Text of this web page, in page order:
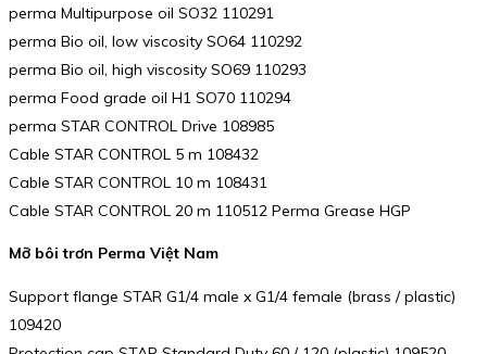
perma Multipurpose oil SO32 110291
perma Bio oil, low viscosity SO64 110292
perma Bio oil, high viscosity SO69 110293
perma Food grade oil H1 SO70 110294
perma STAR CONTROL Drive 108985
Cable STAR CONTROL 5 m 108432
Cable STAR CONTROL 10 m 108431
Cable STAR CONTROL 20 m 110512 Perma Grease HGP
Mỡ bôi trơn Perma Việt Nam
Support flange STAR G1/4 male x G1/4 female (brass / plastic)
109420